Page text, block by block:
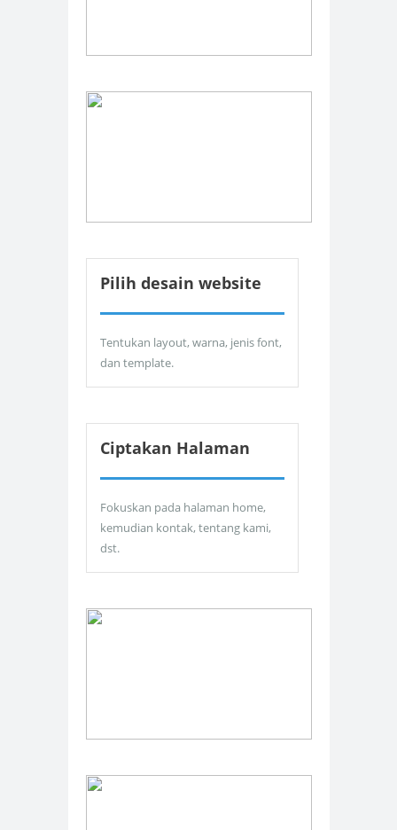
Pilih desain website
Tentukan layout, warna, jenis font,
dan template.
Ciptakan Halaman
Fokuskan pada halaman home,
kemudian kontak, tentang kami,
dst.